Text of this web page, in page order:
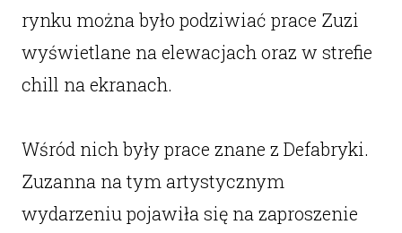
rynku można było podziwiać prace Zuzi
wyświetlane na elewacjach oraz w strefie
chill na ekranach.
Wśród nich były prace znane z Defabryki.
Zuzanna na tym artystycznym
wydarzeniu pojawiła się na zaproszenie